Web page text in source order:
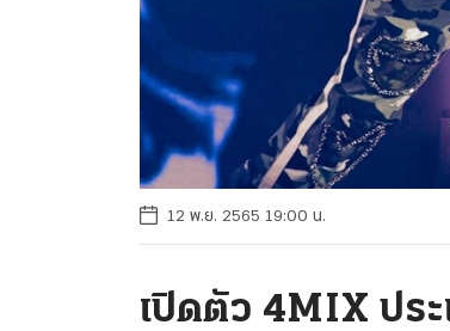
12 พ.ย. 2565 19:00 น.
เปิดตัว 4MIX ปร